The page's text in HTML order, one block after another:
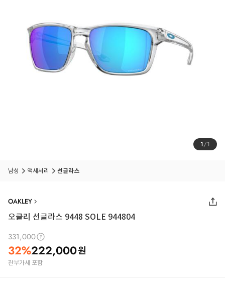
1/1
남성 액세서리 선글라스
OAKLEY
오클리 선글라스 9448 SOLE 944804
331,000
32%222,000원
관부가세 포함